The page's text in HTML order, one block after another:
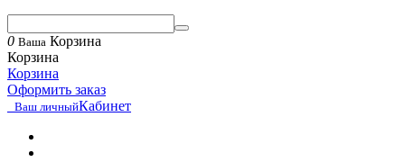
0 Ваша Корзина
Корзина
Корзина
Оформить заказ
Ваш личныйКабинет